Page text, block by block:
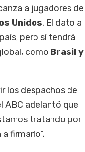
a jugadores de
Unidos. El dato a
pero sí tendrá
como Brasil y
los despachos de
ABC adelantó que
tratando por
firmarlo”.